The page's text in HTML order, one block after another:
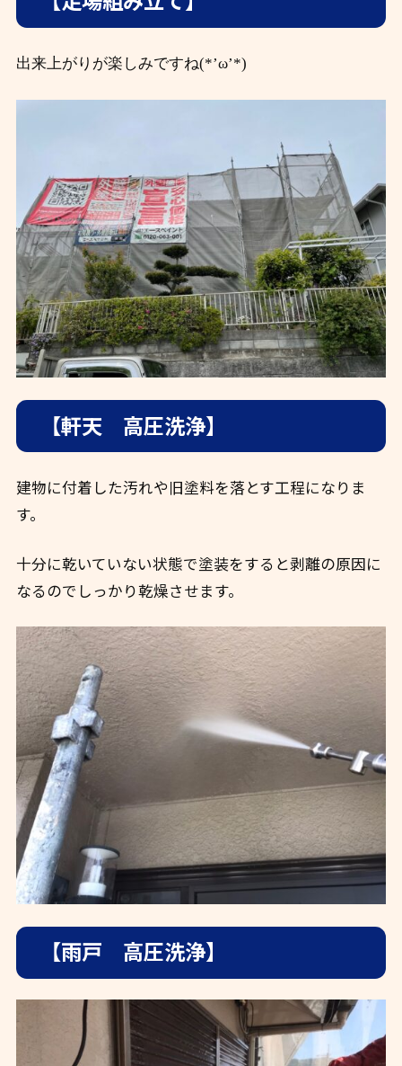
出来上がりが楽しみですね(*’ω’*)
【軒天 高圧洗浄】
建物に付着した汚れや旧塗料を落とす工程になりま
す。
十分に乾いていない状態で塗装をすると剥離の原因に
なるのでしっかり乾燥させます。
【雨戸 高圧洗浄】